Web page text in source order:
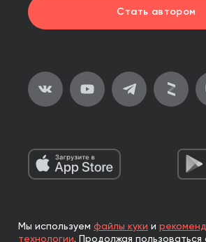
Стать автором
2026, ООО «Альпина Паблишер»
Мы используем файлы куки и
технологии. Продолжая пользоваться